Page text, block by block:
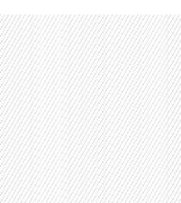
Skip to main content